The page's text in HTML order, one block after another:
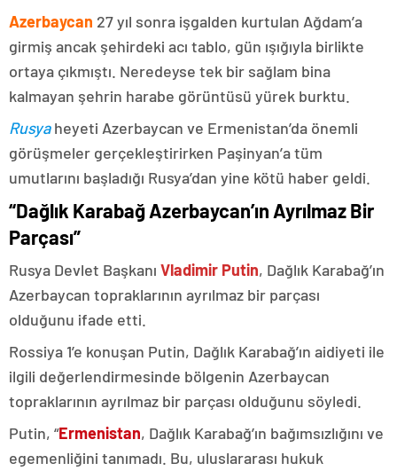
Azerbaycan 27 yıl sonra işgalden kurtulan Ağdam’a
girmiş ancak şehirdeki acı tablo, gün ışığıyla birlikte
ortaya çıkmıştı. Neredeyse tek bir sağlam bina
kalmayan şehrin harabe görüntüsü yürek burktu.
Rusyaheyeti Azerbaycan ve Ermenistan’da önemli
görüşmeler gerçekleştirirken Paşinyan’a tüm
umutlarını başladığı Rusya’dan yine kötü haber geldi.
“Dağlık Karabağ Azerbaycan’ın Ayrılmaz Bir
Parçası”
Rusya Devlet Başkanı Vladimir Putin, Dağlık Karabağ’ın
Azerbaycan topraklarının ayrılmaz bir parçası
olduğunu ifade etti.
Rossiya 1’e konuşan Putin, Dağlık Karabağ’ın aidiyeti ile
ilgili değerlendirmesinde bölgenin Azerbaycan
topraklarının ayrılmaz bir parçası olduğunu söyledi.
Putin, “Ermenistan, Dağlık Karabağ’ın bağımsızlığını ve
egemenliğini tanımadı. Bu, uluslararası hukuk